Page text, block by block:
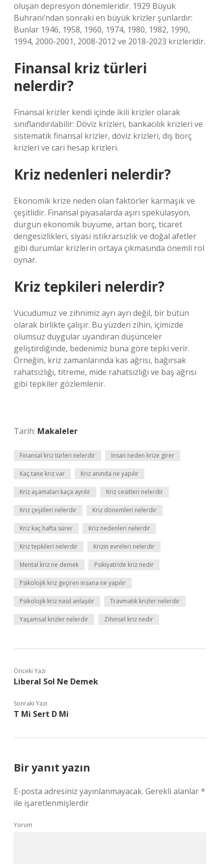
oluşan depresyon dönemleridir. 1929 Büyük
Buhranı’ndan sonraki en büyük krizler şunlardır:
Bunlar 1946, 1958, 1960, 1974, 1980, 1982, 1990,
1994, 2000-2001, 2008-2012 ve 2018-2023 krizleridir.
Finansal kriz türleri
nelerdir?
Finansal krizler kendi içinde ikili krizler olarak
sınıflandırılabilir: Döviz krizleri, bankacılık krizleri ve
sistematik finansal krizler, döviz krizleri, dış borç
krizleri ve cari hesap krizleri.
Kriz nedenleri nelerdir?
Ekonomik krize neden olan faktörler karmaşık ve
çeşitlidir. Finansal piyasalarda aşırı spekülasyon,
durgun ekonomik büyüme, artan borç, ticaret
dengesizlikleri, siyasi istikrarsızlık ve doğal afetler
gibi durumlar krizlerin ortaya çıkmasında önemli rol
oynar.
Kriz tepkileri nelerdir?
Vücudumuz ve zihnimiz ayrı ayrı değil, bir bütün
olarak birlikte çalışır. Bu yüzden zihin, içimizde
olumsuz duygular uyandıran düşünceler
geliştirdiğinde, bedenimiz buna göre tepki verir.
Örneğin, kriz zamanlarında kas ağrısı, bağırsak
rahatsızlığı, titreme, mide rahatsızlığı ve baş ağrısı
gibi tepkiler gözlemlenir.
Tarih: Makaleler
Finansal kriz türleri nelerdir İnsan neden krize girer
Kaç tane kriz var Kriz anında ne yapılır
Kriz aşamaları kaça ayrılır Kriz cesitleri nelerdir
Kriz çeşitleri nelerdir Kriz dönemleri nelerdir
Kriz kaç hafta sürer Kriz nedenleri nelerdir
Kriz tepkileri nelerdir Krizin evreleri nelerdir
Mental kriz ne demek Psikiyatride kriz nedir
Psikolojik kriz geçiren insana ne yapılır
Psikolojik kriz nasıl anlaşılır Travmatik krizler nelerdir
Yaşamsal krizler nelerdir Zihinsel kriz nedir
Önceki Yazı
Liberal Sol Ne Demek
Sonraki Yazı
T Mi Sert D Mi
Bir yanıt yazın
E-posta adresiniz yayınlanmayacak. Gerekli alanlar*
ile işaretlenmişlerdir
Yorum